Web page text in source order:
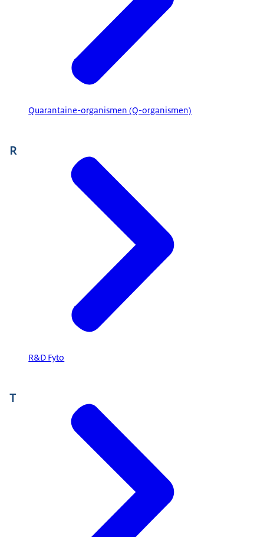
Quarantaine-organismen (Q-organismen)
R
R&D Fyto
T